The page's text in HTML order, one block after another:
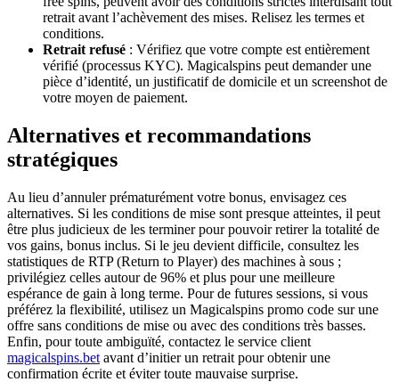
retrait avant l’achèvement des mises. Relisez les termes et
conditions.
Retrait refusé : Vérifiez que votre compte est entièrement
vérifié (processus KYC). Magicalspins peut demander une
pièce d’identité, un justificatif de domicile et un screenshot de
votre moyen de paiement.
Alternatives et recommandations
stratégiques
Au lieu d’annuler prématurément votre bonus, envisagez ces
alternatives. Si les conditions de mise sont presque atteintes, il peut
être plus judicieux de les terminer pour pouvoir retirer la totalité de
vos gains, bonus inclus. Si le jeu devient difficile, consultez les
statistiques de RTP (Return to Player) des machines à sous ;
privilégiez celles autour de 96% et plus pour une meilleure
espérance de gain à long terme. Pour de futures sessions, si vous
préférez la flexibilité, utilisez un Magicalspins promo code sur une
offre sans conditions de mise ou avec des conditions très basses.
Enfin, pour toute ambiguïté, contactez le service client
magicalspins.bet avant d’initier un retrait pour obtenir une
confirmation écrite et éviter toute mauvaise surprise.